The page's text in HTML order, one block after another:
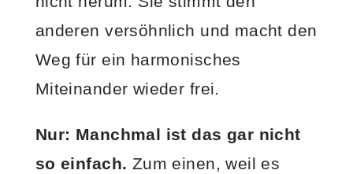
anderen versöhnlich und macht den
Weg für ein harmonisches
Miteinander wieder frei.
Nur: Manchmal ist das gar nicht
so einfach. Zum einen, weil es